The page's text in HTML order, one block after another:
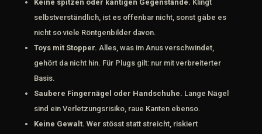
Keine spitzen oder kantigen Gegenstände. Klingt
selbstverständlich, ist es offenbar nicht, sonst gäbe es
nicht so viele Röntgenbilder davon.
Toys mit Stopper. Alles, was im Anus verschwindet,
gehört da nicht hin. Für Plugs gilt: nur mit verbreiterter
Basis.
Saubere Finger­nägel oder Handschuhe. Lange Nägel
sind ein Verletzungsrisiko, raue Kanten ebenso.
Keine Gewalt. Wer stösst statt streicht, riskiert